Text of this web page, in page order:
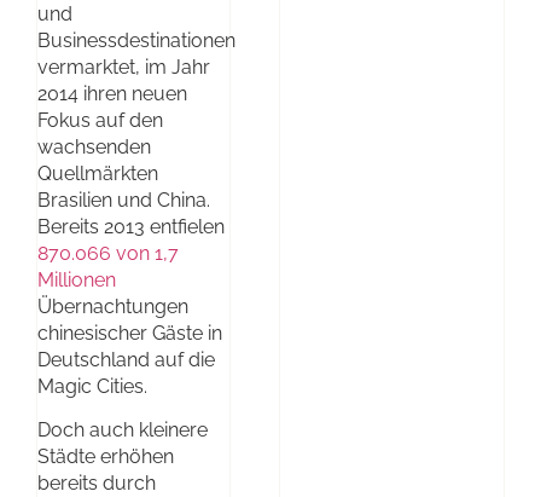
und
Businessdestinationen
vermarktet, im Jahr
2014 ihren neuen
Fokus auf den
wachsenden
Quellmärkten
Brasilien und China.
Bereits 2013 entfielen
870.066 von 1,7
Millionen
Übernachtungen
chinesischer Gäste in
Deutschland auf die
Magic Cities.
Doch auch kleinere
Städte erhöhen
bereits durch